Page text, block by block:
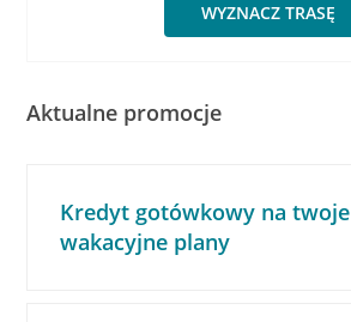
WYZNACZ TRASĘ
Aktualne promocje
Kredyt gotówkowy na twoje
wakacyjne plany